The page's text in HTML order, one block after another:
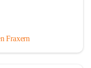
Fraxern